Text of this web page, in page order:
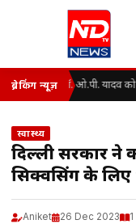
ब्रेकिंग न्यूज़ डॉ. ओ.पी. यादव
स्वास्थ्य
दिल्ली सरकार ने
सिक्वेंसिंग के
Aniket 26 Dec 2023